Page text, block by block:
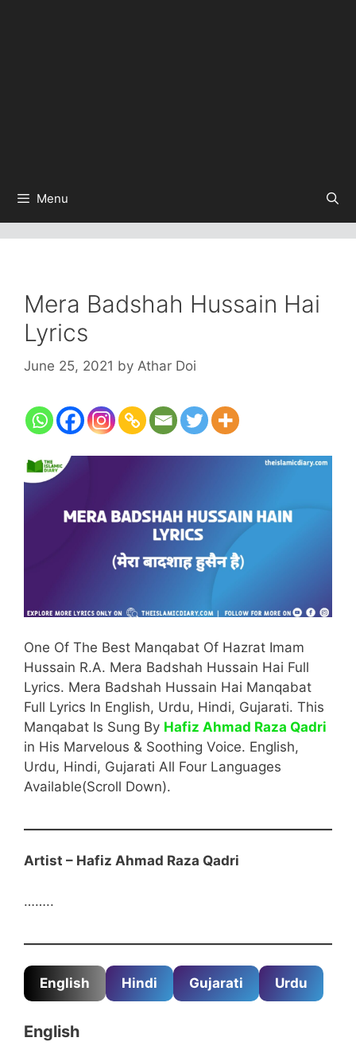
Menu
Mera Badshah Hussain Hai
Lyrics
June 25, 2021 by Athar Doi
One Of The Best Manqabat Of Hazrat Imam
Hussain R.A. Mera Badshah Hussain Hai Full
Lyrics. Mera Badshah Hussain Hai Manqabat
Full Lyrics In English, Urdu, Hindi, Gujarati. This
Manqabat Is Sung By Hafiz Ahmad Raza Qadri
in His Marvelous & Soothing Voice. English,
Urdu, Hindi, Gujarati All Four Languages
Available(Scroll Down).
Artist – Hafiz Ahmad Raza Qadri
……..
English Hindi Gujarati Urdu
English